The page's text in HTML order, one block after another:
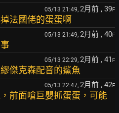
05/13 21:49, 2月前 , 39F
法國佬的蛋蛋啊
05/13 21:49, 2月前 , 40F
05/13 22:29, 2月前 , 41 F
傑克森配音的鯊魚
05/13 22:47, 2月前 , 42F
前面嗆巨嬰抓蛋蛋，可能